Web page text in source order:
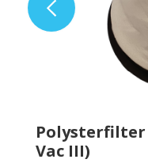
Polysterfilter
Vac III)